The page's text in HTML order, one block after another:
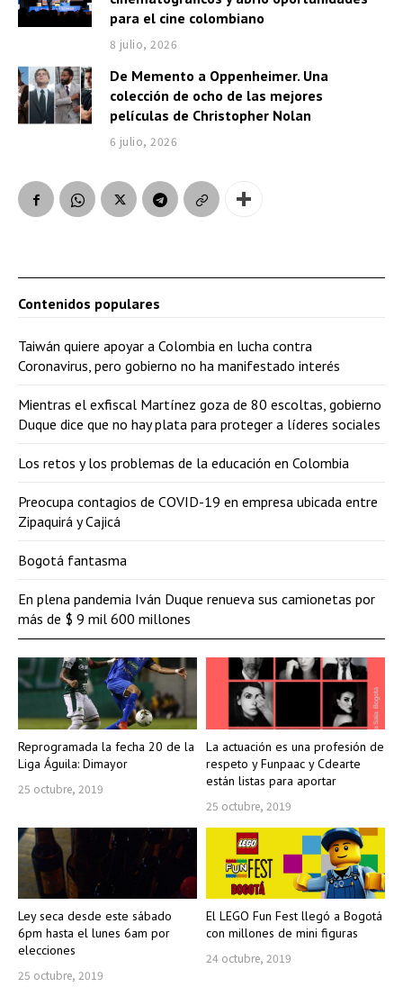
para el cine colombiano
8 julio, 2026
De Memento a Oppenheimer. Una
colección de ocho de las mejores
películas de Christopher Nolan
6 julio, 2026
Reprogramada la fecha 20 de la
Liga Águila: Dimayor
25 octubre, 2019
La actuación es una profesión de
respeto y Funpaac y Cdearte
están listas para aportar
25 octubre, 2019
Ley seca desde este sábado
6pm hasta el lunes 6am por
elecciones
25 octubre, 2019
El LEGO Fun Fest llegó a Bogotá
con millones de mini figuras
24 octubre, 2019
Contenidos populares
Taiwán quiere apoyar a Colombia en lucha contra
Coronavirus, pero gobierno no ha manifestado interés
Mientras el exfiscal Martínez goza de 80 escoltas, gobierno
Duque dice que no hay plata para proteger a líderes sociales
Los retos y los problemas de la educación en Colombia
Preocupa contagios de COVID-19 en empresa ubicada entre
Zipaquirá y Cajicá
Bogotá fantasma
En plena pandemia Iván Duque renueva sus camionetas por
más de $ 9 mil 600 millones